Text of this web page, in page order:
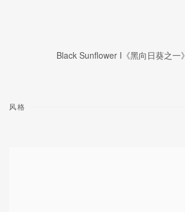
Black Sunflower I《黑向日葵之一》
风格